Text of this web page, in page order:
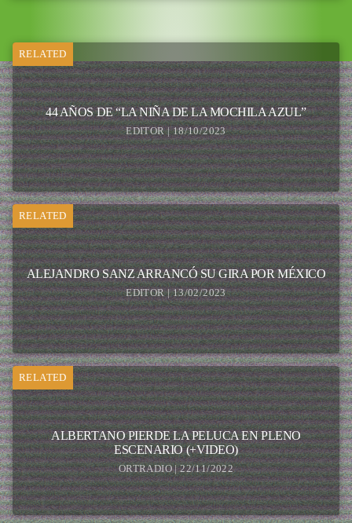
RELATED
44 AÑOS DE “LA NIÑA DE LA MOCHILA AZUL”
EDITOR | 18/10/2023
RELATED
ALEJANDRO SANZ ARRANCÓ SU GIRA POR MÉXICO
EDITOR | 13/02/2023
RELATED
ALBERTANO PIERDE LA PELUCA EN PLENO
ESCENARIO (+VIDEO)
ORTRADIO | 22/11/2022